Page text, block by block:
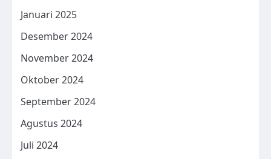
Januari 2025
Desember 2024
November 2024
Oktober 2024
September 2024
Agustus 2024
Juli 2024